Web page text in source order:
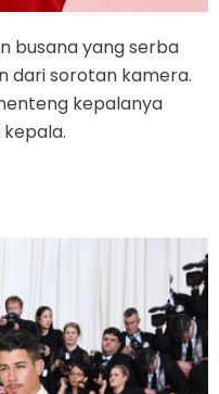
busana yang serba
dari sorotan kamera.
kepalanya